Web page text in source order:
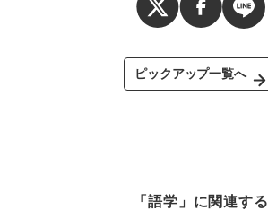
ピックアップ一覧へ
「語学」に関連する